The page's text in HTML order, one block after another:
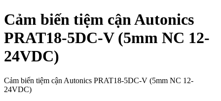
Cảm biến tiệm cận Autonics
PRAT18-5DC-V (5mm NC 12-
24VDC)
Cảm biến tiệm cận Autonics PRAT18-5DC-V (5mm NC 12-
24VDC)